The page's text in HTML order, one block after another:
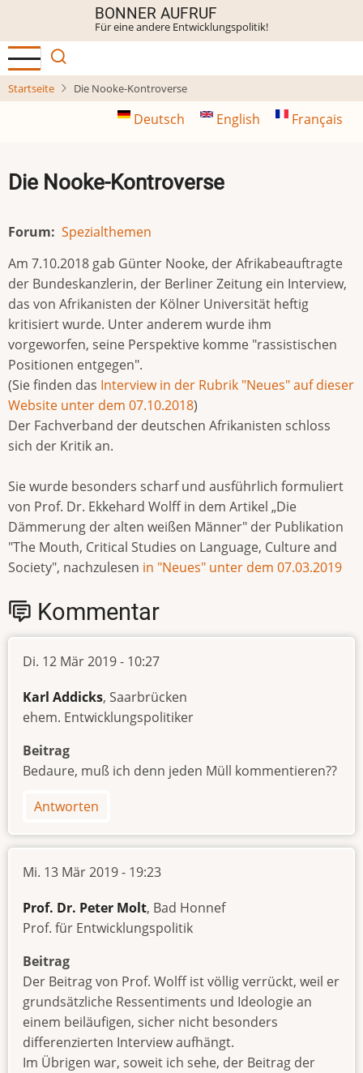
Inhalt
BONNER AUFRUF
Für eine andere Entwicklungspolitik!
Startseite Die Nooke-Kontroverse
Deutsch English Français
Die Nooke-Kontroverse
Forum
Spezialthemen
Am 7.10.2018 gab Günter Nooke, der Afrikabeauftragte
der Bundeskanzlerin, der Berliner Zeitung ein Interview,
das von Afrikanisten der Kölner Universität heftig
kritisiert wurde. Unter anderem wurde ihm
vorgeworfen, seine Perspektive komme "rassistischen
Positionen entgegen".
(Sie finden das Interview in der Rubrik "Neues" auf dieser
Website unter dem 07.10.2018)
Der Fachverband der deutschen Afrikanisten schloss
sich der Kritik an.
Sie wurde besonders scharf und ausführlich formuliert
von Prof. Dr. Ekkehard Wolff in dem Artikel „Die
Dämmerung der alten weißen Männer" der Publikation
"The Mouth, Critical Studies on Language, Culture and
Society", nachzulesen in "Neues" unter dem 07.03.2019
Kommentar
Di. 12 Mär 2019 - 10:27
Karl Addicks, Saarbrücken
ehem. Entwicklungspolitiker
Beitrag
Bedaure, muß ich denn jeden Müll kommentieren??
Antworten
Mi. 13 Mär 2019 - 19:23
Prof. Dr. Peter Molt, Bad Honnef
Prof. für Entwicklungspolitik
Beitrag
Der Beitrag von Prof. Wolff ist völlig verrückt, weil er
grundsätzliche Ressentiments und Ideologie an
einem beiläufigen, sicher nicht besonders
differenzierten Interview aufhängt.
Im Übrigen war, soweit ich sehe, der Beitrag der